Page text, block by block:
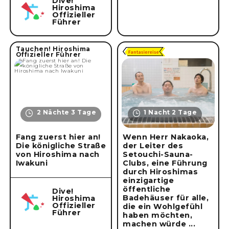
Hiroshima
Offizieller
Führer
Tauchen! Hiroshima
Offizieller Führer
2 Nächte 3 Tage
Fang zuerst hier an!
Die königliche Straße
von Hiroshima nach
Iwakuni
Dive!
Hiroshima
Offizieller
Führer
1 Nacht 2 Tage
Wenn Herr Nakaoka,
der Leiter des
Setouchi-Sauna-
Clubs, eine Führung
durch Hiroshimas
einzigartige
öffentliche
Badehäuser für alle,
die ein Wohlgefühl
haben möchten,
machen würde ...